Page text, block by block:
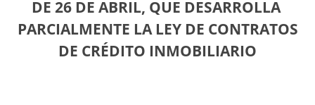
DE 26 DE ABRIL, QUE DESARROLLA
PARCIALMENTE LA LEY DE CONTRATOS
DE CRÉDITO INMOBILIARIO